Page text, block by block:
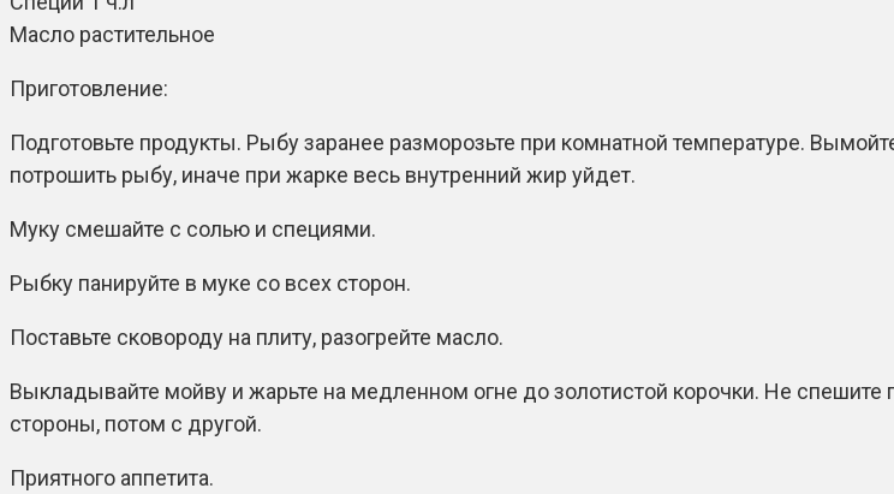
Масло растительное
Приготовление:
Подготовьте продукты. Рыбу заранее разморозьте при комнатной температуре.
потрошить рыбу, иначе при жарке весь внутренний жир уйдет.
Муку смешайте с солью и специями.
Рыбку панируйте в муке со всех сторон.
Поставьте сковороду на плиту, разогрейте масло.
Выкладывайте мойву и жарьте на медленном огне до золотистой корочки. Не
стороны, потом с другой.
Приятного аппетита.